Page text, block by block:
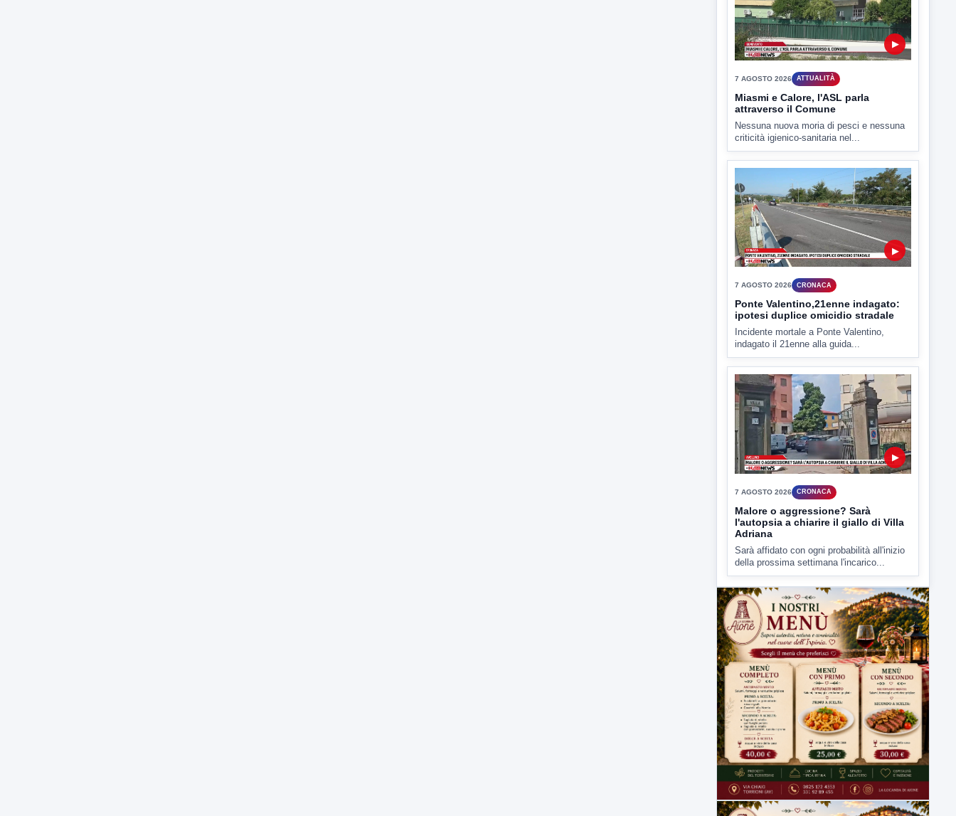
▶
7 AGOSTO 2026 ATTUALITÀ
Miasmi e Calore, l'ASL parla
attraverso il Comune
Nessuna nuova moria di pesci e nessuna
criticità igienico-sanitaria nel...
▶
7 AGOSTO 2026 CRONACA
Ponte Valentino,21enne indagato:
ipotesi duplice omicidio stradale
Incidente mortale a Ponte Valentino,
indagato il 21enne alla guida...
▶
7 AGOSTO 2026 CRONACA
Malore o aggressione? Sarà
l'autopsia a chiarire il giallo di Villa
Adriana
Sarà affidato con ogni probabilità all'inizio
della prossima settimana l'incarico...